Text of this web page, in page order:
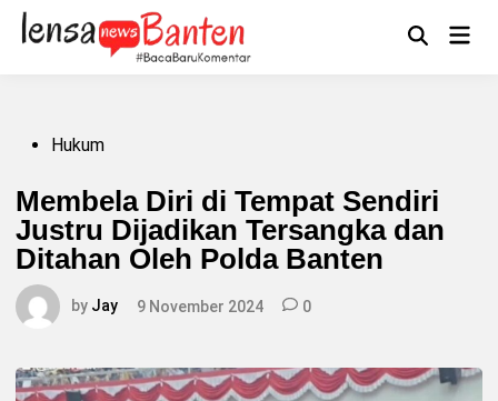
Skip
content
OpenMain
PostedHukum
Membela Diri di Tempat Sendiri
Justru Dijadikan Tersangka dan
Ditahan Oleh Polda Banten
by Jay 9 November 2024 0